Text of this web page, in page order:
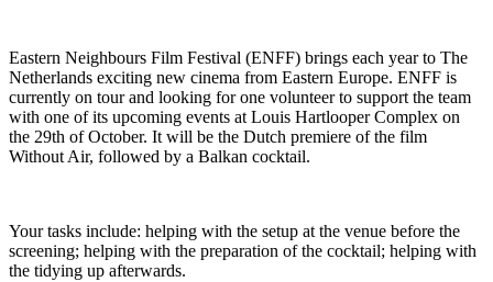
Eastern Neighbours Film Festival (ENFF) brings each year to The
Netherlands exciting new cinema from Eastern Europe. ENFF is
currently on tour and looking for one volunteer to support the team
with one of its upcoming events at Louis Hartlooper Complex on
the 29th of October. It will be the Dutch premiere of the film
Without Air, followed by a Balkan cocktail.
Your tasks include: helping with the setup at the venue before the
screening; helping with the preparation of the cocktail; helping with
the tidying up afterwards.